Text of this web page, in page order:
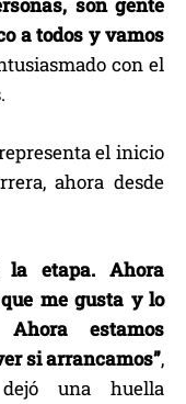
son gente
a todos y vamos
con el
el inicio
ahora desde
la etapa. Ahora
me gusta y lo
estamos
si arrancamos”,
una huella